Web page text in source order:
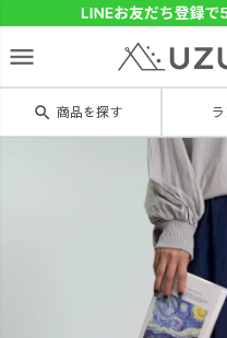
menu
search 商品を探す